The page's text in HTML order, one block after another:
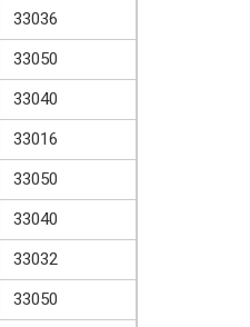
33036
33050
33040
33016
33050
33040
33032
33050